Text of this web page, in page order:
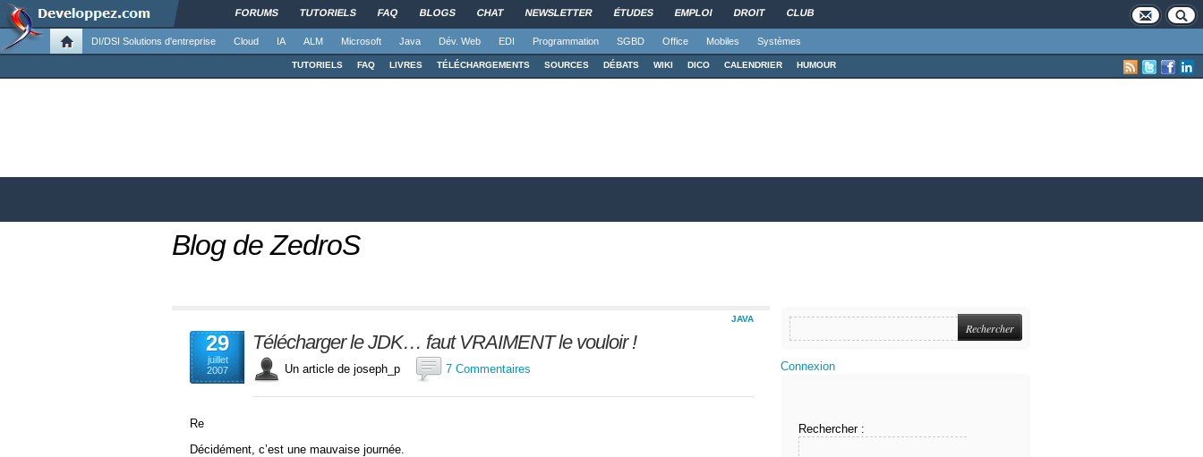
FORUMS TUTORIELS FAQ BLOGS CHAT NEWSLETTER ÉTUDES EMPLOI DROIT CLUB
DI/DSI Solutions d'entreprise Cloud IA ALM Microsoft Java Dév. Web EDI Programmation SGBD Office Mobiles Systèmes
TUTORIELS FAQ LIVRES TÉLÉCHARGEMENTS SOURCES DÉBATS WIKI DICO CALENDRIER HUMOUR
Blog de ZedroS
29
juillet
2007
JAVA
Télécharger le JDK… faut VRAIMENT le vouloir !
Un article de joseph_p 7 Commentaires
Re
Décidément, c’est une mauvaise journée.
Connexion
Rechercher :